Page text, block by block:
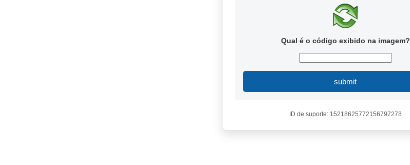
Qual é o código exibido na imagem?
submit
ID de suporte: 15218625772156797278